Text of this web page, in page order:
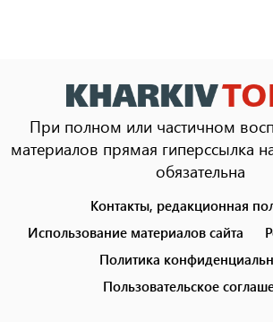
При полном или частичном
материалов прямая гиперссылка
обязательна
menu
Контакты, редакционная
Использование материалов сайта
Политика
Пользовательское